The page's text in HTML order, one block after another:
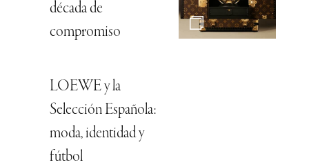
década de
compromiso
LOEWE y la
Selección Española:
moda, identidad y
fútbol